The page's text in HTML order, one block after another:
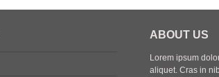
ABOUT US
Lorem ipsum
aliquet. Cras in